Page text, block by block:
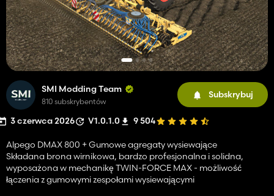
SMI Modding Team
810 subskrybentów
Subskrybuj
3 czerwca 2026 V1.0.1.0 9 504
Alpego DMAX 800 + Gumowe agregaty wysiewające
Składana brona wirnikowa, bardzo profesjonalna i solidna,
wyposażona w mechanikę TWIN-FORCE MAX - możliwość
łączenia z gumowymi zespołami wysiewającymi